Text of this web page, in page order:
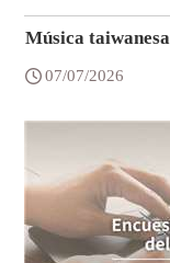
Música taiwanesa
07/07/2026